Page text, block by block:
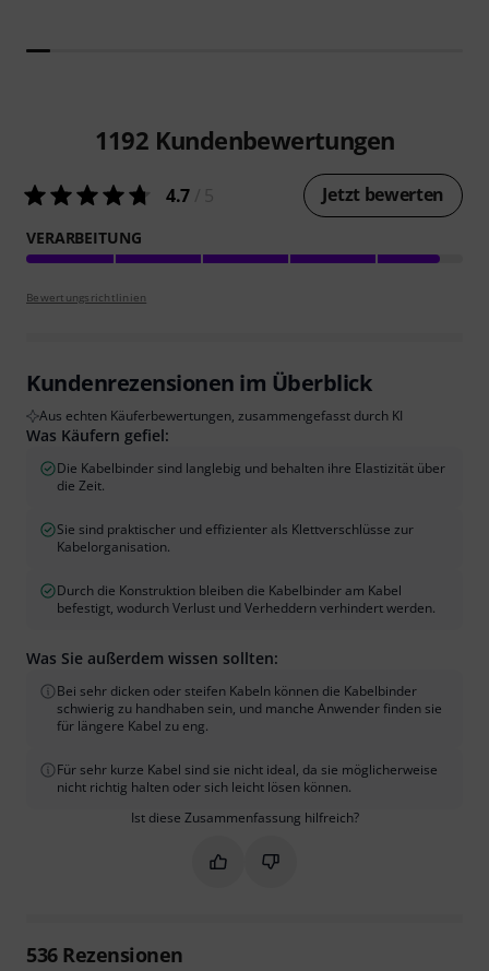
1192 Kundenbewertungen
4.7 Jetzt bewerten
VERARBEITUNG
Bewertungsrichtlinien
Kundenrezensionen im Überblick
Aus echten Käuferbewertungen, zusammengefasst durch KI
Was Käufern gefiel:
Die Kabelbinder sind langlebig und behalten ihre Elastizität über
die Zeit.
Sie sind praktischer und effizienter als Klettverschlüsse zur
Kabelorganisation.
Durch die Konstruktion bleiben die Kabelbinder am Kabel
befestigt, wodurch Verlust und Verheddern verhindert werden.
Was Sie außerdem wissen sollten:
Bei sehr dicken oder steifen Kabeln können die Kabelbinder
schwierig zu handhaben sein, und manche Anwender finden sie
für längere Kabel zu eng.
Für sehr kurze Kabel sind sie nicht ideal, da sie möglicherweise
nicht richtig halten oder sich leicht lösen können.
Ist diese Zusammenfassung hilfreich?
Markieren Sie diese
Markieren Sie diese
536Rezensionen